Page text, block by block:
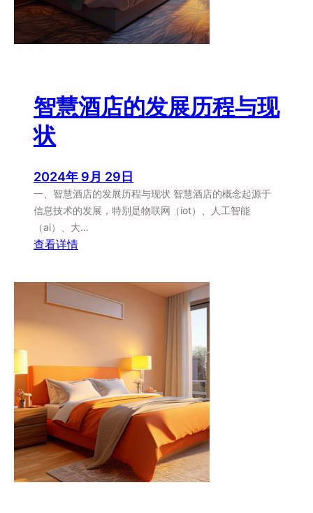
智慧酒店的发展历程与现
状
2024年 9月 29日
一、智慧酒店的发展历程与现状 智慧酒店的概念起源于
信息技术的发展，特别是物联网（iot）、人工智能
（ai）、大…
查看详情：
酒
店
历
与
现
状